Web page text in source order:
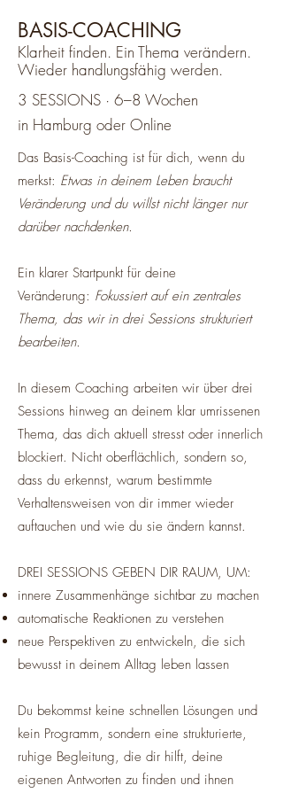
BASIS-COACHING
Klarheit finden. Ein Thema verändern.
Wieder handlungsfähig werden.
3 SESSIONS · 6–8 Wochen
in Hamburg oder Online
Das Basis-Coaching ist für dich, wenn du
merkst: Etwas in deinem Leben braucht
Veränderung und du willst nicht länger nur
darüber nachdenken.
Ein klarer Startpunkt für deine
Veränderung: Fokussiert auf ein zentrales
Thema, das wir in drei Sessions strukturiert
bearbeiten.
In diesem Coaching arbeiten wir über drei
Sessions hinweg an deinem klar umrissenen
Thema, das dich aktuell stresst oder innerlich
blockiert. Nicht oberflächlich, sondern so,
dass du erkennst, warum bestimmte
Verhaltensweisen von dir immer wieder
auftauchen und wie du sie ändern kannst.
DREI SESSIONS GEBEN DIR RAUM, UM:
innere Zusammenhänge sichtbar zu machen
automatische Reaktionen zu verstehen
neue Perspektiven zu entwickeln, die sich
bewusst in deinem Alltag leben lassen
Du bekommst keine schnellen Lösungen und
kein Programm, sondern eine strukturierte,
ruhige Begleitung, die dir hilft, deine
eigenen Antworten zu finden und ihnen